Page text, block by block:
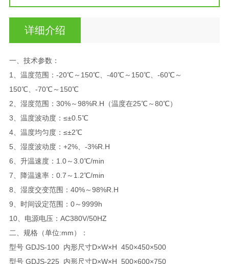
详细介绍
一、技术参数：
1、温度范围：-20℃～150℃、-40℃～150℃、-60℃～
150℃、-70℃～150℃
2、湿度范围：30%～98%R.H（温度在25℃～80℃）
3、温度波动度：≤±0.5℃
4、温度均匀度：≤±2℃
5、湿度波动度：+2%、-3%R.H
6、升温速度：1.0～3.0℃/min
7、降温速率：0.7～1.2℃/min
8、湿度交变范围：40%～98%R.H
9、时间设定范围：0～9999h
10、电源电压：AC380V/50HZ
二、规格（单位:mm）：
型号 GDJS-100 内形尺寸D×W×H 450×450×500
型号 GDJS-225 内形尺寸D×W×H 500×600×750